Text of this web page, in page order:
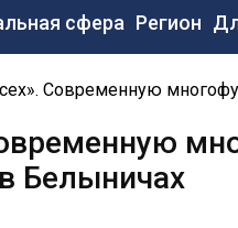
сфера Регион
Современную
Белыничах